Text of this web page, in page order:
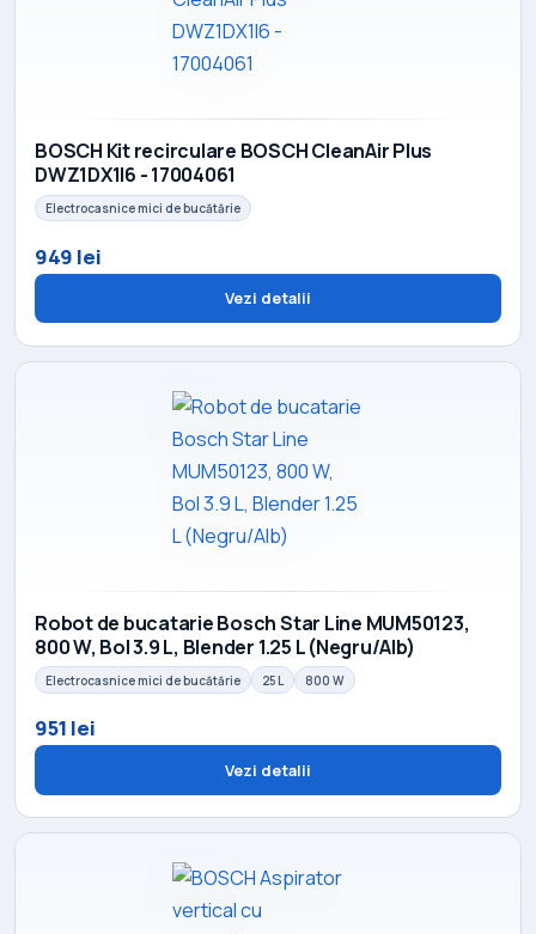
BOSCH Kit recirculare BOSCH CleanAir Plus
DWZ1DX1I6 - 17004061
Electrocasnice mici de bucătărie
949 lei
Vezi detalii
Robot de bucatarie Bosch Star Line MUM50123,
800 W, Bol 3.9 L, Blender 1.25 L (Negru/Alb)
Electrocasnice mici de bucătărie 25 L 800 W
951 lei
Vezi detalii